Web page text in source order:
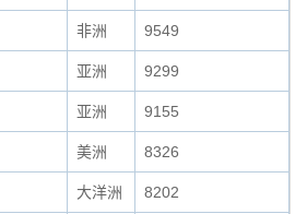
非洲 9549
亚洲 9299
亚洲 9155
美洲 8326
大洋洲 8202